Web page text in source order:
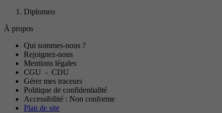
Diplomeo
À propos
Qui sommes-nous ?
Rejoignez-nous
Mentions légales
CGU - CDU
Gérer mes traceurs
Politique de confidentialité
Accessibilité : Non conforme
Plan de site